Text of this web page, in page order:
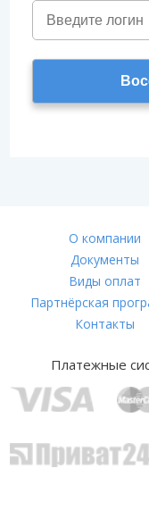
БАЗА ЗНАНИЙ
КОНТАКТЫ
О компании
Документы
Виды оплат
Партнёрская
Контакты
Платежные